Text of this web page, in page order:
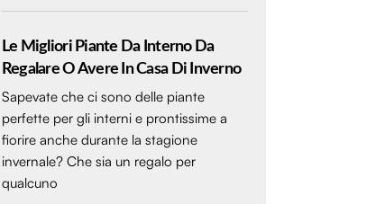
Le Migliori Piante Da Interno Da
Regalare O Avere In Casa Di Inverno
Sapevate che ci sono delle piante
perfette per gli interni e prontissime a
fiorire anche durante la stagione
invernale? Che sia un regalo per
qualcuno